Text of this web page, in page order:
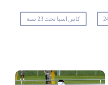
كاس اسيا تحت 23 سنة